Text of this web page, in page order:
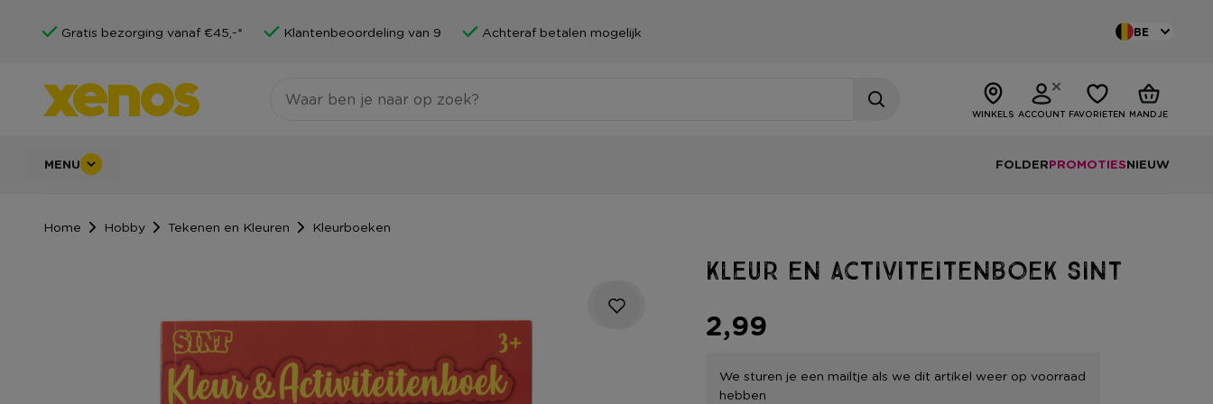
Gratis bezorging vanaf €45,-* Klantenbeoordeling van 9 Achteraf betalen mogelijk BE
WINKELS ACCOUNT FAVORIETEN MANDJE
MENU FOLDERPROMOTIESNIEUW
Home Hobby Tekenen en Kleuren Kleurboeken
Kleur en activiteitenboek Sint
2,99
We sturen je een mailtje als we dit artikel weer op voorraad
hebben